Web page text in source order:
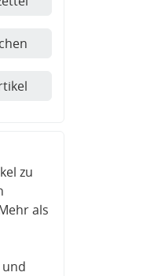
zu
als